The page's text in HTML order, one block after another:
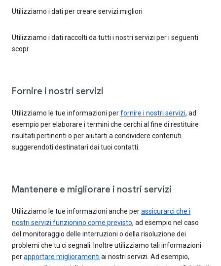
Utilizziamo i dati per creare servizi migliori
Utilizziamo i dati raccolti da tutti i nostri servizi per i seguenti
scopi:
Fornire i nostri servizi
Utilizziamo le tue informazioni perfornire i nostri servizi, ad
esempio per elaborare i termini che cerchi al fine di restituire
risultati pertinenti o per aiutarti a condividere contenuti
suggerendoti destinatari dai tuoi contatti.
Mantenere e migliorare i nostri servizi
Utilizziamo le tue informazioni anche perassicurarci che i
nostri servizi funzionino come previsto, ad esempio nel caso
del monitoraggio delle interruzioni o della risoluzione dei
problemi che tu ci segnali. Inoltre utilizziamo tali informazioni
perapportare miglioramenti ai nostri servizi. Ad esempio,